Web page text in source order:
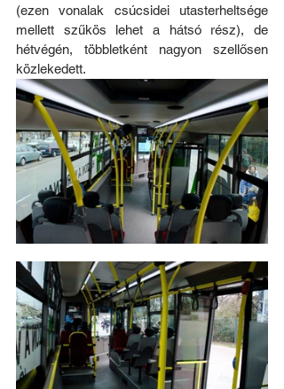
(ezen vonalak csúcsidei utasterheltsége
mellett szűkös lehet a hátsó rész), de
hétvégén, többletként nagyon szellősen
közlekedett.